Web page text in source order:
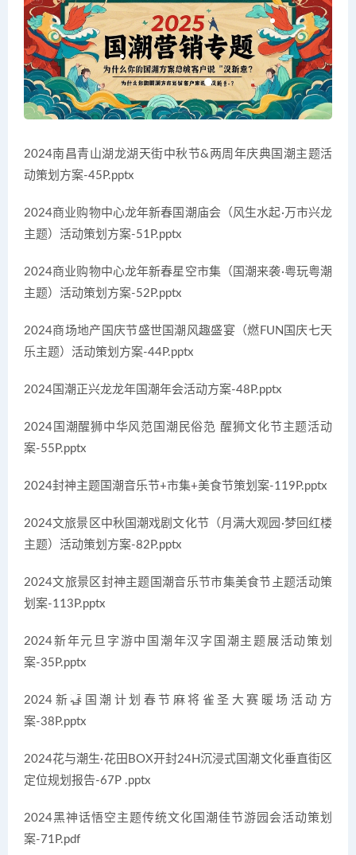
2024南昌青山湖龙湖天街中秋节&两周年庆典国潮主题活
动策划方案-45P.pptx
2024商业购物中心龙年新春国潮庙会（风生水起·万市兴龙
主题）活动策划方案-51P.pptx
2024商业购物中心龙年新春星空市集（国潮来袭·粤玩粤潮
主题）活动策划方案-52P.pptx
2024商场地产国庆节盛世国潮风趣盛宴（燃FUN国庆七天
乐主题）活动策划方案-44P.pptx
2024国潮正兴龙龙年国潮年会活动方案-48P.pptx
2024国潮醒狮中华风范国潮民俗范 醒狮文化节主题活动
案-55P.pptx
2024封神主题国潮音乐节+市集+美食节策划案-119P.pptx
2024文旅景区中秋国潮戏剧文化节（月满大观园·梦回红楼
主题）活动策划方案-82P.pptx
2024文旅景区封神主题国潮音乐节市集美食节主题活动策
划案-113P.pptx
2024新年元旦字游中国潮年汉字国潮主题展活动策划
案-35P.pptx
2024新春国潮计划春节麻将雀圣大赛暖场活动方
案-38P.pptx
2024花与潮生·花田BOX开封24H沉浸式国潮文化垂直街区
定位规划报告-67P .pptx
2024黑神话悟空主题传统文化国潮佳节游园会活动策划
案-71P.pdf